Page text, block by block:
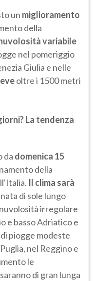
un miglioramento
della
variabile
nel pomeriggio
Giulia e nelle
oltre i 1500 metri
La tendenza
da domenica 15
della
Il clima sarà
di sole lungo
irregolare
e basso Adriatico e
piogge modeste
nel Reggino e
le
di gran lunga